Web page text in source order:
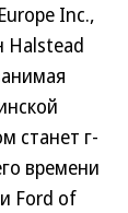
Inc.,
Halstead
станет г-
времени
Ford of